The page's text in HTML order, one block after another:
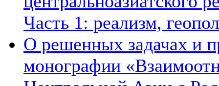
Часть 1: реализм,
О решенных задачах и
монографии